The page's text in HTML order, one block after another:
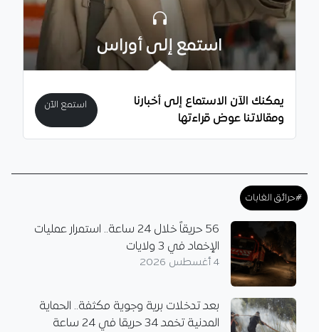
استمع إلى أوراس
يمكنك الآن الاستماع إلى أخبارنا
ومقالاتنا عوض قراءتها
استمع الآن
#حرائق الغابات
56 حريقاً خلال 24 ساعة.. استمرار عمليات
الإخماد في 3 ولايات
4 أغسطس 2026
بعد تدخلات برية وجوية مكثفة.. الحماية
المدنية تخمد 34 حريقا في 24 ساعة